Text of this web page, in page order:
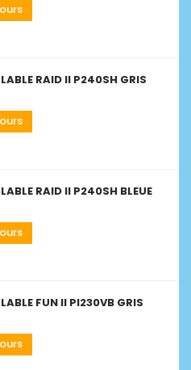
RAID II P240SH GRIS
RAID II P240SH BLEUE
FUN II PI230VB GRIS